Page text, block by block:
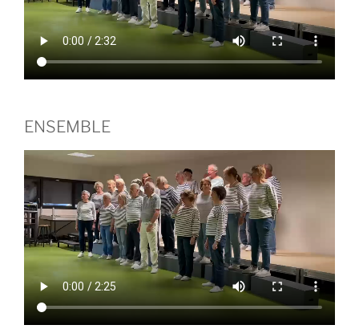
ENSEMBLE